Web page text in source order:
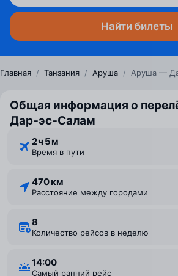
Найти билеты
Главная / Танзания / Аруша / Аруша —
Общая информация о
Дар‑эс‑Салам
2 ⁠ч 5 ⁠м
Время в пути
470 км
Расстояние между городами
8
Количество рейсов в неделю
14:00
Самый ранний рейс